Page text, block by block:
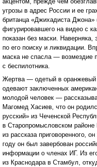
угрозы в адрес России и ее
британца «Джихадиста
фигурировавшего на видео с
показан без маски. Наверняка,
по его поиску и ликвидации.
маска не спасла — возмездие
с беспилотника.
Жертва — одетый в оранжевый
одевают заключенных
молодой человек —
Магомед Хасиев, что он
русский» из Чеченской
в Старопромысловском районе
из рассказа приговоренного,
году он был завербован
информации о членах ИГ. Из
из Краснодара в Стамбул,